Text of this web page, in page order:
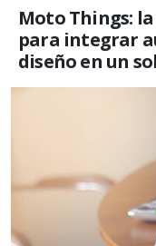
Moto Things:
para integrar
diseño en un